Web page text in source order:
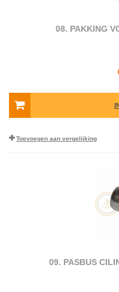
08. PAKKING
Toevoegen aan vergelijking
09. PASBUS